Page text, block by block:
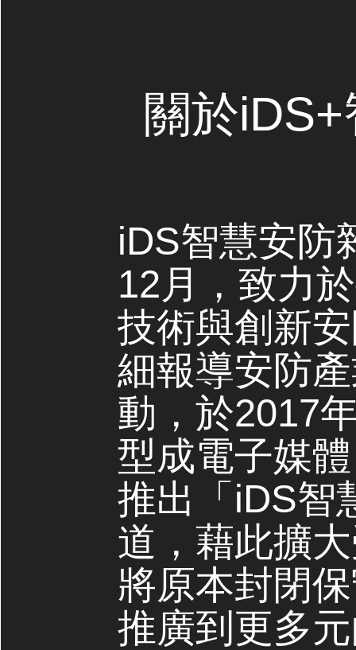
關於
iDS智慧安防
12月，致力
技術與創新
細報導安防
動，於2017
型成電子媒
推出「iDS智
道，藉此擴
將原本封閉
推廣到更多